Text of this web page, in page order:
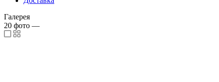
Галерея
20 фото —